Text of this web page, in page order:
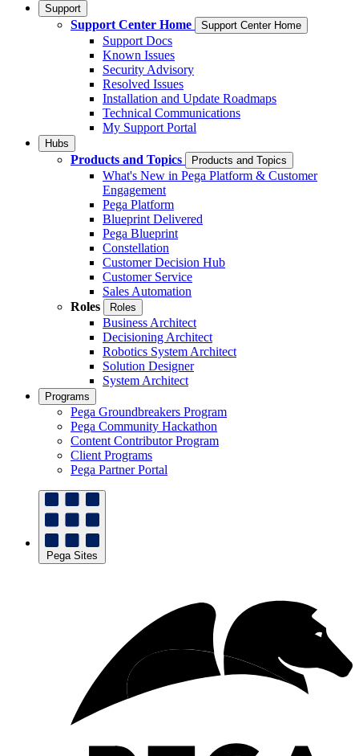
Support
Support Center Home Support Center Home
Support Docs
Known Issues
Security Advisory
Resolved Issues
Installation and Update Roadmaps
Technical Communications
My Support Portal
Hubs
Products and Topics Products and Topics
What's New in Pega Platform & Customer
Engagement
Pega Platform
Blueprint Delivered
Pega Blueprint
Constellation
Customer Decision Hub
Customer Service
Sales Automation
Roles
Roles
Business Architect
Decisioning Architect
Robotics System Architect
Solution Designer
System Architect
Programs
Pega Groundbreakers Program
Pega Community Hackathon
Content Contributor Program
Client Programs
Pega Partner Portal
Pega Sites